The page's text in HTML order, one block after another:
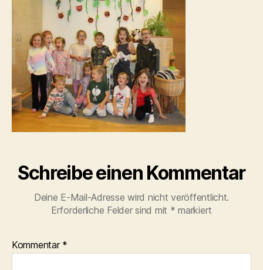
Schreibe einen Kommentar
Deine E-Mail-Adresse wird nicht veröffentlicht.
Erforderliche Felder sind mit * markiert
Kommentar *